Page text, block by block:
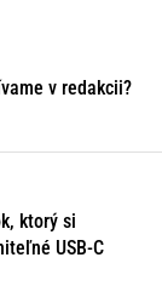
v redakcii?
ktorý si
USB-C